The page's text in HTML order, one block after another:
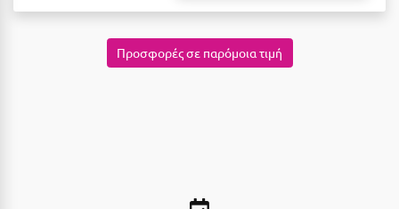
Προσφορές σε παρόμοια τιμή